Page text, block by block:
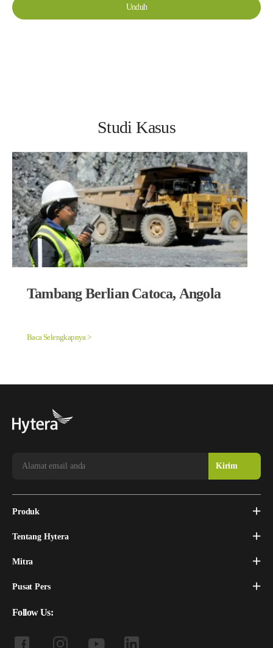
Unduh
Studi Kasus
Tambang Berlian Catoca, Angola
Baca Selengkapnya >
Produk
Tentang Hytera
Mitra
Pusat Pers
Follow Us: